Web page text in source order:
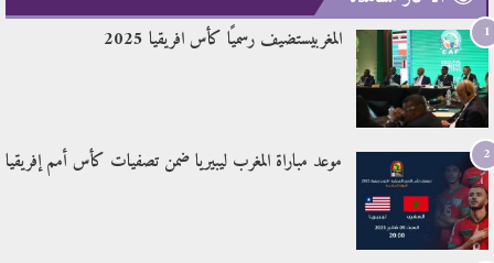
1 المغربيستضيف رسميًا كأس افريقيا 2025
2 موعد مباراة المغرب ليبيريا ضمن تصفيات كأس أمم إفريقيا